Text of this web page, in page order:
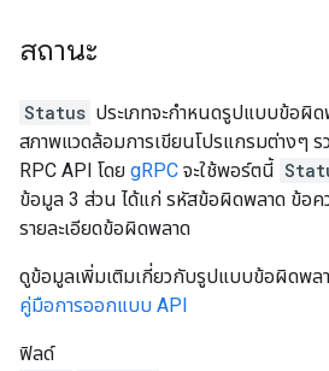
สถานะ
Status ประเภทจะกำหนดรูปแบบข้อผิด
สภาพแวดล้อมการเขียนโปรแกรมต่างๆ ร
RPC API โดย gRPC จะใช้พอร์ตนี้
ข้อมูล 3 ส่วน ได้แก่ รหัสข้อผิดพลาด ข้อ
รายละเอียดข้อผิดพลาด
ดูข้อมูลเพิ่มเติมเกี่ยวกับรูปแบบข้อผิดพลา
คู่มือการออกแบบ API
ฟิลด์